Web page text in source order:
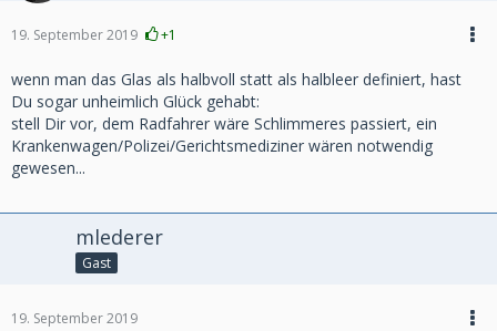
19. September 2019 +1
wenn man das Glas als halbvoll statt als halbleer definiert, hast
Du sogar unheimlich Glück gehabt:
stell Dir vor, dem Radfahrer wäre Schlimmeres passiert, ein
Krankenwagen/Polizei/Gerichtsmediziner wären notwendig
gewesen...
mlederer
Gast
19. September 2019